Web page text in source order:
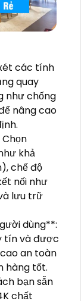
các tính
quay
như chống
nâng cao
khả
chế độ
nối như
lưu trữ
dùng**:
tín và được
an toàn
hàng tốt.
bạn sẵn
chất